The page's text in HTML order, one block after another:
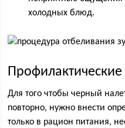
холодных блюд.
Для того чтобы черный
повторно, нужно внести
только в рацион питания,